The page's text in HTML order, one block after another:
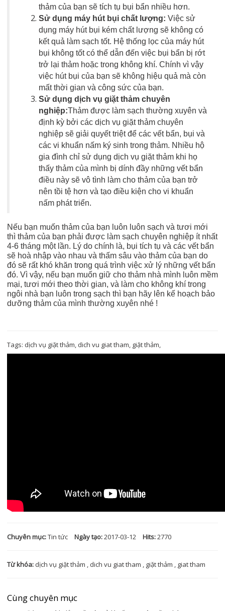
thảm của bạn sẽ tích tụ bụi bẩn nhiều hơn.
Sử dụng máy hút bụi chất lượng: Việc sử
dụng máy hút bụi kém chất lượng sẽ không có
kết quả làm sạch tốt. Hệ thống lọc của máy hút
bụi không tốt có thể dẫn đến việc bụi bẩn bị rớt
trở lại thảm hoặc trong không khí. Chính vì vậy
việc hút bụi của bạn sẽ không hiệu quả mà còn
mất thời gian và công sức của bạn.
Sử dụng dịch vụ giặt thảm chuyên
nghiệp:Thảm được làm sạch thường xuyên và
định kỳ bởi các dịch vụ giặt thảm chuyên
nghiệp sẽ giải quyết triệt để các vết bẩn, bụi và
các vi khuẩn nấm ký sinh trong thảm. Nhiều hộ
gia đình chỉ sử dụng dịch vụ giặt thảm khi họ
thấy thảm của mình bị dính đầy những vết bẩn
điều này sẽ vô tình làm cho thảm của bạn trở
nên tồi tệ hơn và tạo điều kiện cho vi khuẩn
nấm phát triển.
Nếu bạn muốn thảm của bạn luôn luôn sạch và tươi mới
thì thảm của bạn phải được làm sạch chuyên nghiệp ít nhất
4-6 tháng một lần. Lý do chính là, bụi tích tụ và các vết bẩn
sẽ hoà nhập vào nhau và thấm sâu vào thảm của bạn do
đó sẽ rất khó khăn trong quá trình việc xử lý những vết bẩn
đó. Vì vậy, nếu bạn muốn giữ cho thảm nhà mình luôn mềm
mại, tươi mới theo thời gian, và làm cho không khí trong
ngôi nhà bạn luôn trong sạch thì bạn hãy lên kế hoạch bảo
dưỡng thảm của mình thường xuyên nhé !
Tags: dịch vụ giặt thảm, dich vu giat tham, giặt thảm,
Chuyên mục:Tin tức Ngày tạo:2017-03-12 Hits:2770
Từ khóa: dịch vụ giặt thảm , dich vu giat tham , giặt thảm , giat tham
Cùng chuyên mục